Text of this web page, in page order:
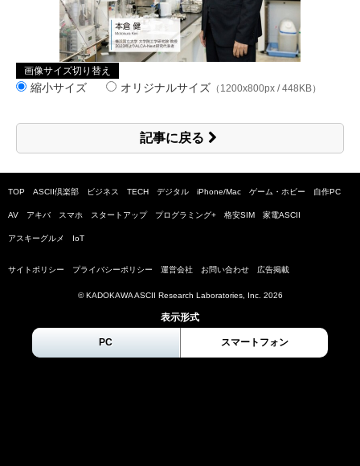
画像サイズ切り替え
縮小サイズ オリジナルサイズ （1200x800px / 448KB）
記事に戻る
TOP ASCII倶楽部 ビジネス TECH デジタル iPhone/Mac ゲーム・ホビー 自作PC
AV アキバ スマホ スタートアップ プログラミング+ 格安SIM 家電ASCII
アスキーグルメ IoT
サイトポリシー プライバシーポリシー 運営会社 お問い合わせ 広告掲載
© KADOKAWA ASCII Research Laboratories, Inc. 2026
表示形式
PC スマートフォン